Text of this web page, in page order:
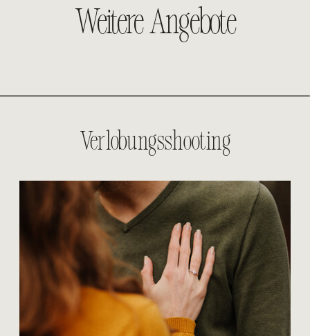
Verlobungsshooting
Weitere Angebote